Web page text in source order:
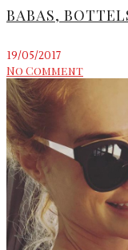
BABAS,
19/05/2017
No Comment